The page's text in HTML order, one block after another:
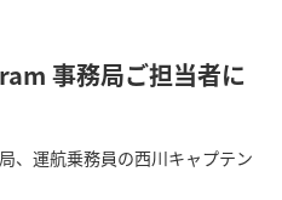
事務局ご担当者に
、運航乗務員の西川キャプテン